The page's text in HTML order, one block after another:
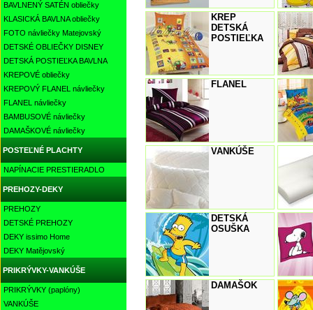
BAVLNENÝ SATÉN obliečky
KLASICKÁ BAVLNA obliečky
FOTO návliečky Matejovský
DETSKÉ OBLIEČKY DISNEY
DETSKÁ POSTIEĽKA BAVLNA
KREPOVÉ obliečky
KREPOVÝ FLANEL návliečky
FLANEL návliečky
BAMBUSOVÉ návliečky
DAMAŠKOVÉ návliečky
POSTEĽNÉ PLACHTY
NAPÍNACIE PRESTIERADLO
PREHOZY-DEKY
PREHOZY
DETSKÉ PREHOZY
DEKY issimo Home
DEKY Matějovský
PRIKRÝVKY-VANKÚŠE
PRIKRÝVKY (paplóny)
VANKÚŠE
KREP
DETSKÁ
POSTIEĽKA
FLANEL
VANKÚŠE
DETSKÁ
OSUŠKA
DAMAŠOK